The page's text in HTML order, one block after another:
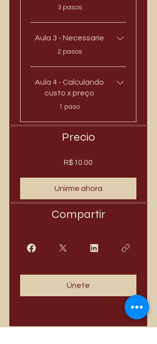
.
3 pasos
Aula 3 - Necessarie
.
2 pasos
Aula 4 - Calculando
custo x preço
.
1 paso
Precio
R$10.00
Unirme ahora
Compartir
Únete